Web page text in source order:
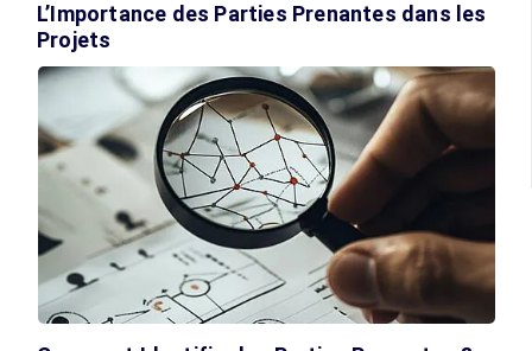
L’Importance des Parties Prenantes dans les
Projets